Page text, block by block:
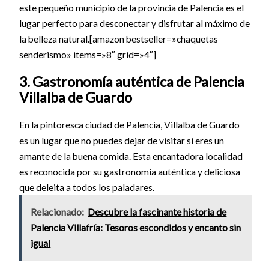
este pequeño municipio de la provincia de Palencia es el
lugar perfecto para desconectar y disfrutar al máximo de
la belleza natural.[amazon bestseller=»chaquetas
senderismo» items=»8″ grid=»4″]
3. Gastronomía auténtica de Palencia
Villalba de Guardo
En la pintoresca ciudad de Palencia, Villalba de Guardo
es un lugar que no puedes dejar de visitar si eres un
amante de la buena comida. Esta encantadora localidad
es reconocida por su gastronomía auténtica y deliciosa
que deleita a todos los paladares.
Relacionado: Descubre la fascinante historia de
Palencia Villafría: Tesoros escondidos y encanto sin
igual